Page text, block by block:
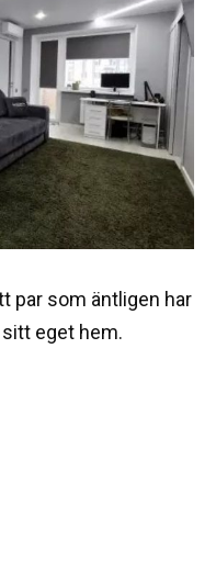
par som äntligen har
eget hem.